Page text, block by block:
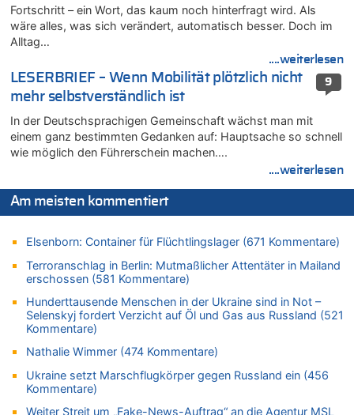
Zurück an den Rhein: Hendrich wechselt zum 1. FC Köln
06.08.2026 - 20:16 von Panda46 zu
AS Eupen: „Keiner weiß, wohin die Reise geht…“
06.08.2026 - 19:17 von Guido Scholzen zu
Zweite Hitzewelle in diesem Sommer ist jetzt amtlich
Zweite Hitzewelle in diesem Sommer ist jetzt amtlich
06.08.2026 - 18:40 von Ostbelgien Direkt zu
Felice Mazzu soll Cheftrainer der AS Eupen werden
Zweite Hitzewelle in diesem Sommer ist jetzt amtlich
06.08.2026 - 17:51 von ne Hondsjong zu
Zweite Hitzewelle in diesem Sommer ist jetzt amtlich
06.08.2026 - 17:24 von Dax zu
Zweite Hitzewelle in diesem Sommer ist jetzt amtlich
06.08.2026 - 17:23 von Hans L. zu
Zweite Hitzewelle in diesem Sommer ist jetzt amtlich
06.08.2026 - 17:21 von Dax zu
Zweite Hitzewelle in diesem Sommer ist jetzt amtlich
06.08.2026 - 17:01 von Wahlstimme? zu
FIFA-Spitze demonstriert Einigkeit trotz Kritik und neuer
Fortschritt – ein Wort, das kaum noch hinterfragt wird. Als
wäre alles, was sich verändert, automatisch besser. Doch im
Alltag…
....weiterlesen
9
LESERBRIEF – Wenn Mobilität plötzlich nicht
mehr selbstverständlich ist
In der Deutschsprachigen Gemeinschaft wächst man mit
einem ganz bestimmten Gedanken auf: Hauptsache so schnell
wie möglich den Führerschein machen….
....weiterlesen
Am meisten kommentiert
Elsenborn: Container für Flüchtlingslager (671 Kommentare)
Terroranschlag in Berlin: Mutmaßlicher Attentäter in Mailand
erschossen (581 Kommentare)
Hunderttausende Menschen in der Ukraine sind in Not –
Selenskyj fordert Verzicht auf Öl und Gas aus Russland (521
Kommentare)
Nathalie Wimmer (474 Kommentare)
Ukraine setzt Marschflugkörper gegen Russland ein (456
Kommentare)
Weiter Streit um „Fake-News-Auftrag“ an die Agentur MSL